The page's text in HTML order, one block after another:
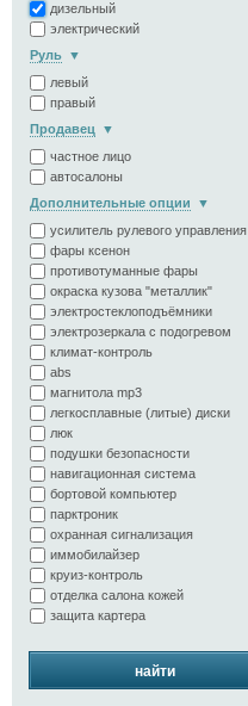
дизельный
электрический
Руль
левый
правый
Продавец
частное лицо
автосалоны
Дополнительные опции
усилитель рулевого управления
фары ксенон
противотуманные фары
окраска кузова "металлик"
электростеклоподъёмники
электрозеркала с подогревом
климат-контроль
abs
магнитола mp3
легкосплавные (литые) диски
люк
подушки безопасности
навигационная система
бортовой компьютер
парктроник
охранная сигнализация
иммобилайзер
круиз-контроль
отделка салона кожей
защита картера
найти